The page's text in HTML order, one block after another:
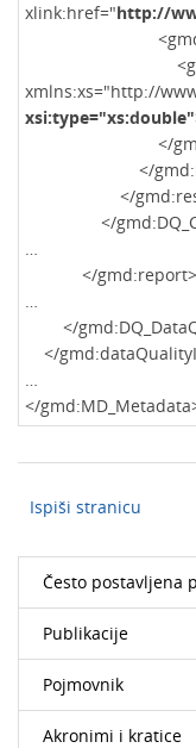
xlink:href="http://
xmlns:xs="http://
xsi:type="xs:double"
</
</
</
</
…
</gmd:report>
…
</
</
…
</
Ispiši stranicu
Često postavljena
Publikacije
Pojmovnik
Akronimi i kratice